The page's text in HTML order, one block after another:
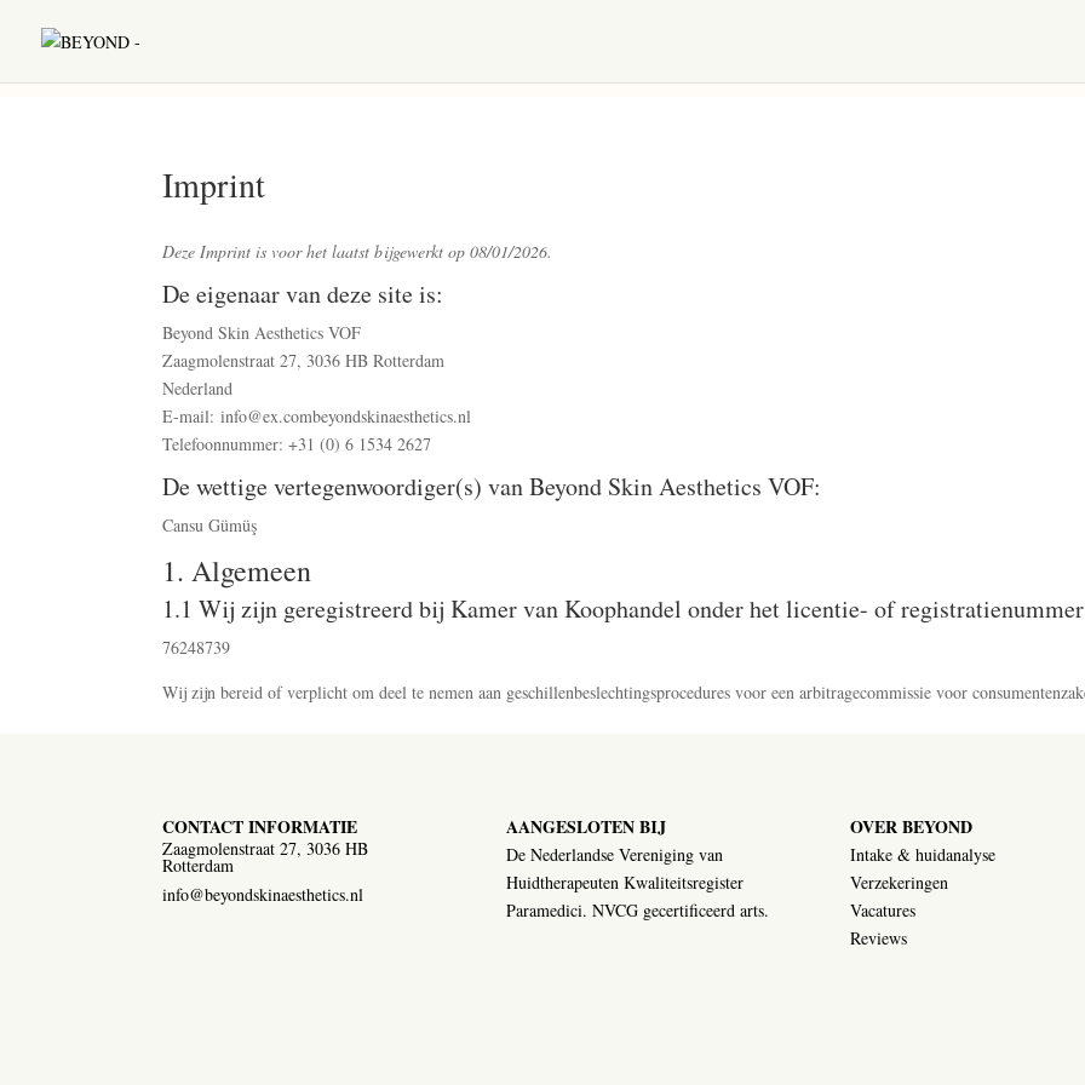
Imprint
Deze Imprint is voor het laatst bijgewerkt op 08/01/2026.
De eigenaar van deze site is:
Beyond Skin Aesthetics VOF
Zaagmolenstraat 27, 3036 HB Rotterdam
Nederland
E-mail:info@ex.combeyondskinaesthetics.nl
Telefoonnummer: +31 (0) 6 1534 2627
De wettige vertegenwoordiger(s) van Beyond Skin Aesthetics VOF:
Cansu Gümüş
1. Algemeen
1.1 Wij zijn geregistreerd bij Kamer van Koophandel onder het licentie- of
76248739
Wij zijn bereid of verplicht om deel te nemen aan geschillenbeslechtingsprocedures voor een arbitragecommissie voor
CONTACT INFORMATIE
Zaagmolenstraat 27, 3036 HB
Rotterdam
info@beyondskinaesthetics.nl
AANGESLOTEN BIJ
De Nederlandse Vereniging van
Huidtherapeuten Kwaliteitsregister
Paramedici. NVCG gecertificeerd arts.
OVER BEYOND
Intake & huidanalyse
Verzekeringen
Vacatures
Reviews